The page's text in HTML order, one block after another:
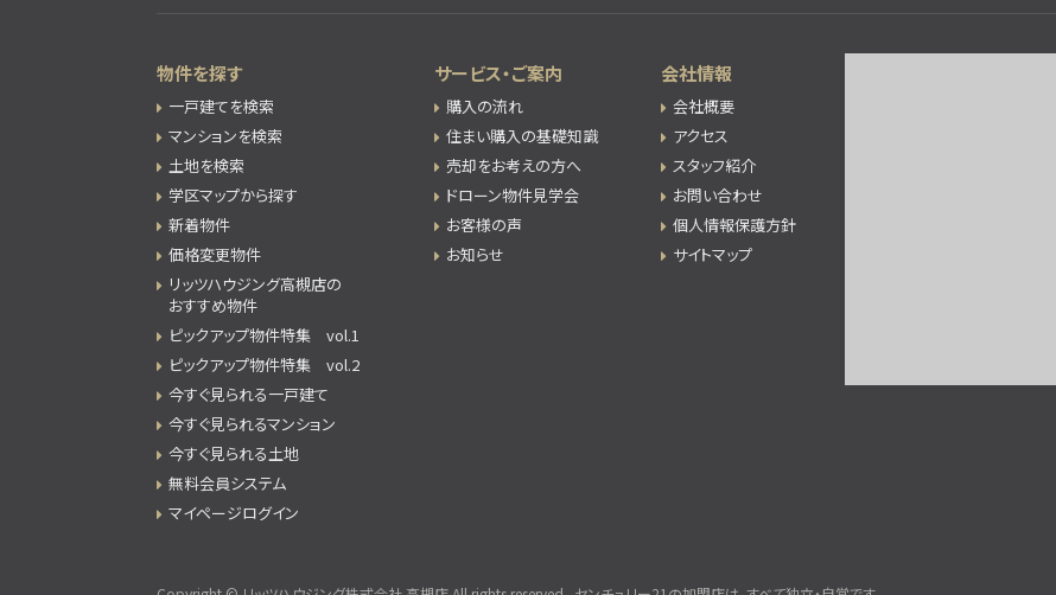
物件を探す
一戸建てを検索
マンションを検索
土地を検索
学区マップから探す
新着物件
価格変更物件
リッツハウジング高槻店の
おすすめ物件
ピックアップ物件特集 vol.1
ピックアップ物件特集 vol.2
今すぐ見られる一戸建て
今すぐ見られるマンション
今すぐ見られる土地
無料会員システム
マイページログイン
サービス・ご案内
購入の流れ
住まい購入の基礎知識
売却をお考えの方へ
ドローン物件見学会
お客様の声
お知らせ
会社情報
会社概要
アクセス
スタッフ紹介
お問い合わせ
個人情報保護方針
サイトマップ